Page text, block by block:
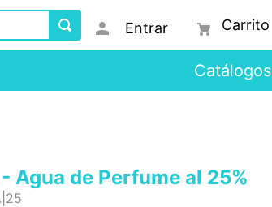
Entrar
Catálogos
- Agua de Perfume al 25%